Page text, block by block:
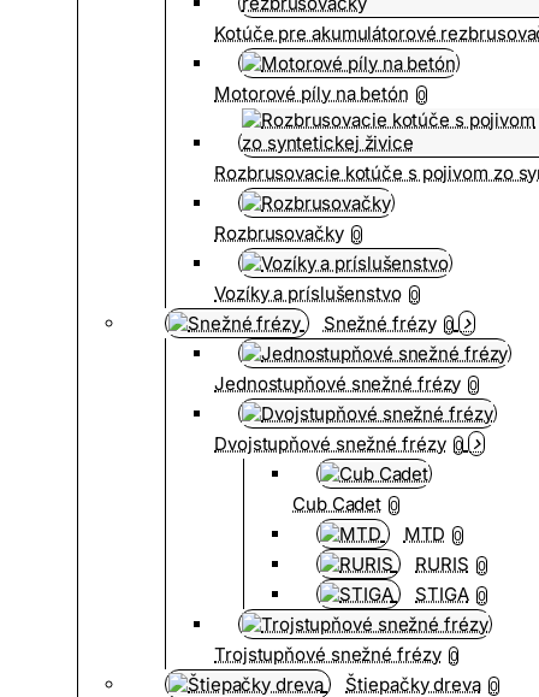
Kotúče pre akumulátorové
Motorové píly na betón 0
Rozbrusovacie kotúče s pojivom zo
Rozbrusovačky 0
Vozíky a príslušenstvo 0
Snežné frézy 0
Jednostupňové snežné frézy 0
Dvojstupňové snežné frézy 0
Cub Cadet 0
MTD 0
RURIS 0
STIGA 0
Trojstupňové snežné frézy 0
Štiepačky dreva 0